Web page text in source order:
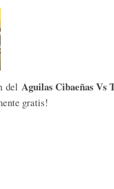
del Aguilas Cibaeñas Vs
gratis!